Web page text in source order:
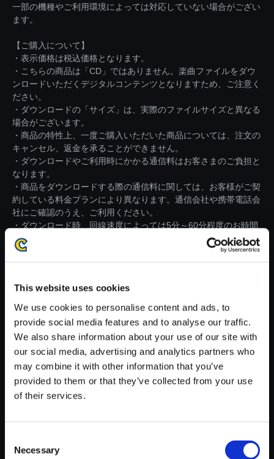
This website uses cookies
We use cookies to personalise content and ads, to
provide social media features and to analyse our traffic.
We also share information about your use of our site with
our social media, advertising and analytics partners who
may combine it with other information that you’ve
provided to them or that they’ve collected from your use
of their services.
Selection
Necessary
一部の機種やご利用環境によっては対応していない場合がござい
ます。
【ご購入について】
・表示価格は税込価格となります。
・こちらの商品は「CD」ではありません。楽曲ファイルをダウ
ンロードいただくデジタルコンテンツとなりますため、ご注意く
ださい。
・ダウンロードの「サイズ」は、実際のファイルサイズと異なる
場合がございます。
・商品の特性上、一度ご購入いただいた商品については、注文の
キャンセル、返金を承ることができません。
・ダウンロードやご利用時にかかる通信料はお客さまのご負担と
なります。
・商品をダウンロードする際の通信料に関しては、お客様がご契
約している料金プランにより異なります。通信会社や携帯電話会
社にご確認のうえ、ご利用ください。
・ダウンロード時、回線速度によっては5分～60分程度のお時間
がかかる場合がございます。
※ご購入いただいたファイルのダウンロードの際には、通信環境
が安定しているWifi環境でお試しください。
【単曲】大神 音調（しらべ）の
巻 五 ウエペケレ 原型バージョ
ン 其の二